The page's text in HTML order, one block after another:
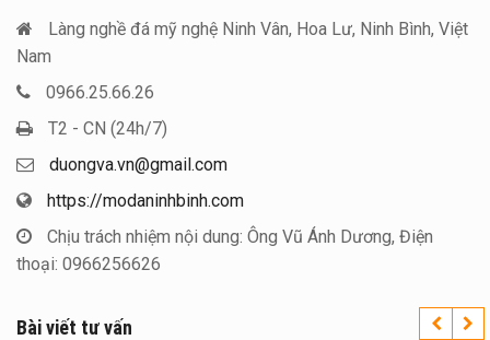
Làng nghề đá mỹ nghệ Ninh Vân, Hoa Lư, Ninh Bình, Việt
Nam
0966.25.66.26
T2 - CN (24h/7)
duongva.vn@gmail.com
https://modaninhbinh.com
Chịu trách nhiệm nội dung: Ông Vũ Ánh Dương, Điện
thoại: 0966256626
Bài viết tư vấn